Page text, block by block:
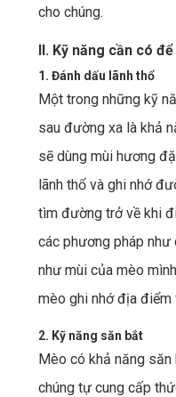
cho chúng.
II. Kỹ năng cần có
1. Đánh dấu lãnh thổ
Một trong những kỹ
sau đường xa là khả
sẽ dùng mùi hương
lãnh thổ và ghi nhớ
tìm đường trở về khi
các phương pháp như
như mùi của mèo
mèo ghi nhớ địa điểm
2. Kỹ năng săn bắt
Mèo có khả năng
chúng tự cung cấp